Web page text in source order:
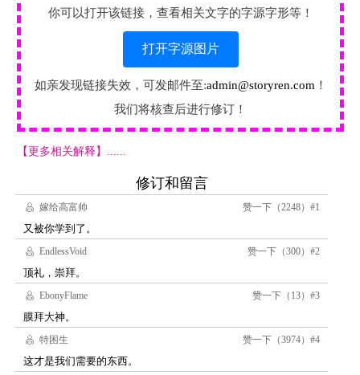
你可以打开该链接，查看相关文字的字源字形等！
打开字源图片
如亲发现链接失效，可发邮件至:admin@storyren.com ！
我们将核查后进行修订！
【更多相关解释】......